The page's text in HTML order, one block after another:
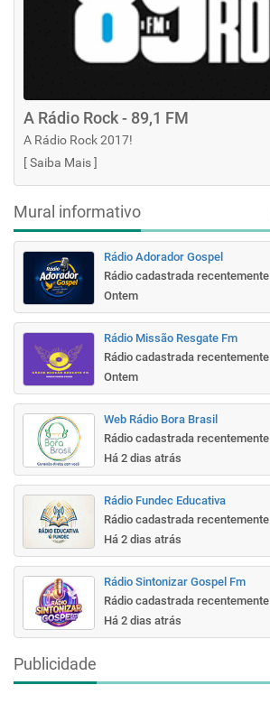
A Rádio Rock - 89,1 FM
A Rádio Rock 2017!
[Saiba Mais]
Mural informativo
Rádio Adorador Gospel
Rádio cadastrada recentemente
Ontem
Rádio Missão Resgate Fm
Rádio cadastrada recentemente
Ontem
Web Rádio Bora Brasil
Rádio cadastrada recentemente
Há 2 dias atrás
Rádio Fundec Educativa
Rádio cadastrada recentemente
Há 2 dias atrás
Rádio Sintonizar Gospel Fm
Rádio cadastrada recentemente
Há 2 dias atrás
Publicidade